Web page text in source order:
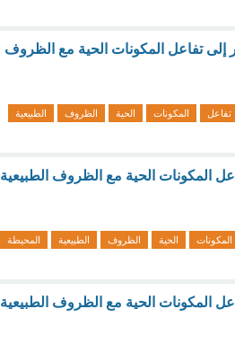
إلى تفاعل المكونات الحية مع الظروف
تفاعل المكونات الحية الظروف
الطبيعية
المكونات الحية مع الظروف الطبيعية
المكونات الحية الظروف الطبيعية
المحيطة
المكونات الحية مع الظروف الطبيعية